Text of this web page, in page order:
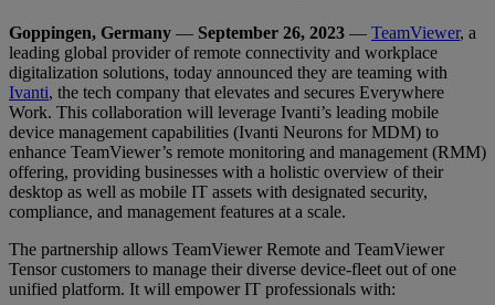
Goppingen, Germany — September 26, 2023 — TeamViewer, a
leading global provider of remote connectivity and workplace
digitalization solutions, today announced they are teaming with
Ivanti, the tech company that elevates and secures Everywhere
Work. This collaboration will leverage Ivanti’s leading mobile
device management capabilities (Ivanti Neurons for MDM) to
enhance TeamViewer’s remote monitoring and management (RMM)
offering, providing businesses with a holistic overview of their
desktop as well as mobile IT assets with designated security,
compliance, and management features at a scale.
The partnership allows TeamViewer Remote and TeamViewer
Tensor customers to manage their diverse device-fleet out of one
unified platform. It will empower IT professionals with: